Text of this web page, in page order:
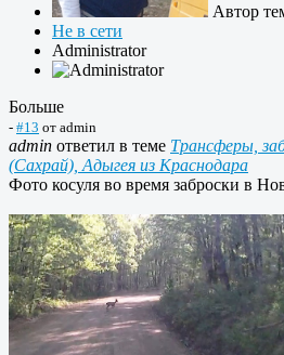
Автор
Не в сети
Administrator
Больше
- #13 от admin
admin ответил в теме Трансферы,
(Сахрай), Адыгея из Краснодара
Фото косуля во время заброски в